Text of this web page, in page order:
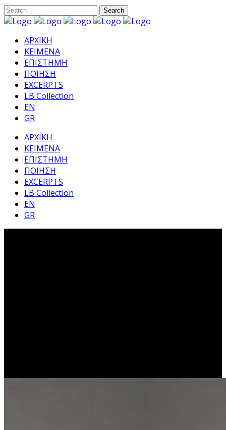
ΑΡΧΙΚΗ
ΚΕΙΜΕΝΑ
ΕΠΙΣΤΗΜΗ
ΠΟΙΗΣΗ
EXCERPTS
LB Collection
EN
GR
ΑΡΧΙΚΗ
ΚΕΙΜΕΝΑ
ΕΠΙΣΤΗΜΗ
ΠΟΙΗΣΗ
EXCERPTS
LB Collection
EN
GR